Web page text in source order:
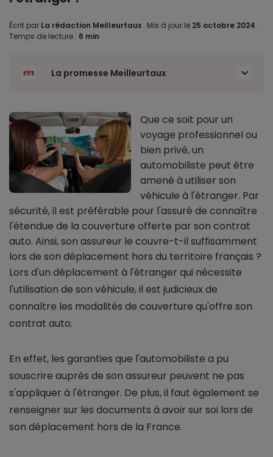
Écrit par La rédaction Meilleurtaux . Mis à jour le 25 octobre 2024 .
Temps de lecture : 6 min
La promesse Meilleurtaux
Que ce soit pour un
voyage professionnel ou
bien privé, un
automobiliste peut être
amené à utiliser son
véhicule à l'étranger. Par
sécurité, il est préférable pour l'assuré de connaître
l'étendue de la couverture offerte par son contrat
auto. Ainsi, son assureur le couvre-t-il suffisamment
lors de son déplacement hors du territoire français ?
Lors d'un déplacement à l'étranger qui nécessite
l'utilisation de son véhicule, il est judicieux de
connaître les modalités de couverture qu'offre son
contrat auto.
En effet, les garanties que l'automobiliste a pu
souscrire auprès de son assureur peuvent ne pas
s'appliquer à l'étranger. De plus, il faut également se
renseigner sur les documents à avoir sur soi lors de
son déplacement hors de la France.